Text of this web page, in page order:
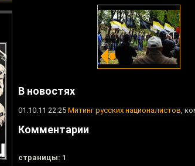
В новостях
01.10.11 22:25 Митинг русских националистов,
Комментарии
cтраницы: 1